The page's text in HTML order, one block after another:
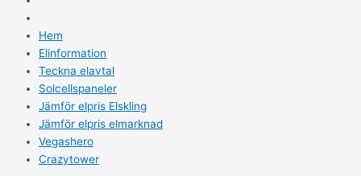
Hem
Elinformation
Teckna elavtal
Solcellspaneler
Jämför elpris Elskling
Jämför elpris elmarknad
Vegashero
Crazytower